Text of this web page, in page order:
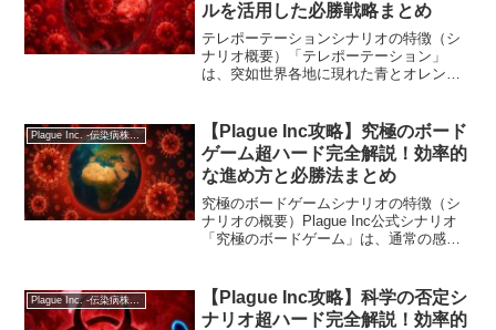
ルを活用した必勝戦略まとめ
テレポーテーションシナリオの特徴（シ
ナリオ概要）「テレポーテーション」
は、突如世界各地に現れた青とオレンジ
です。空港や港に依存せず、人類の移動
が異常な速度で行われるため...
Plague Inc. -伝染病株式会社-
【Plague Inc攻略】究極のボード
ゲーム超ハード完全解説！効率的
な進め方と必勝法まとめ
究極のボードゲームシナリオの特徴（シ
ナリオの概要）Plague Inc公式シナリオ
「究極のボードゲーム」は、通常の感染
ではなく、「ボードゲームを作り上げて
世界的な大ヒッ...
【Plague Inc攻略】科学の否定シ
ナリオ超ハード完全解説！効率的